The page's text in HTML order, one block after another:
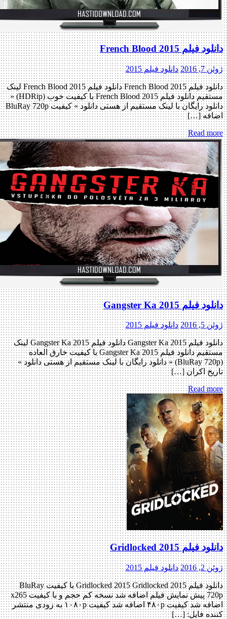
دانلود فیلم French Blood 2015
ژوئن 7, 2016 دانلود فیلم 2015
دانلود فیلم French Blood 2015 دانلود فیلم French Blood 2015 لینک
مستقیم دانلود فیلم French Blood 2015 با کیفیت خوب (HDRip) «
دانلود رایگان با لینک مستقیم از هستی دانلود » کیفیت BluRay 720p
اضافه […]
Read more
دانلود فیلم Gangster Ka 2015
ژوئن 5, 2016 دانلود فیلم 2015
دانلود فیلم Gangster Ka 2015 دانلود فیلم Gangster Ka 2015 لینک
مستقیم دانلود فیلم Gangster Ka 2015 با کیفیت خارق العاده
(BluRay 720p) « دانلود رایگان با لینک مستقیم از هستی دانلود »
تاریخ اکران […]
Read more
دانلود فیلم Gridlocked 2015
ژوئن 2, 2016 دانلود فیلم 2015
دانلود فیلم Gridlocked 2015 Gridlocked 2015 با کیفیت BluRay
720p پیش نمایش فیلم اضافه شد نسخه کم حجم و با کیفیت x265
اضافه شد کیفیت ۴۸۰p اضافه شد کیفیت ۱۰۸۰p به زودی منتشر
کننده فایل: […]